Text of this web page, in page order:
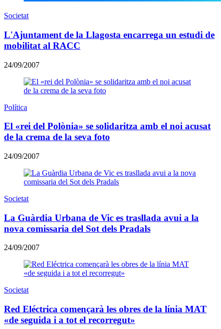
Societat
L'Ajuntament de la Llagosta encarrega un estudi de
mobilitat al RACC
24/09/2007
Política
El «rei del Polònia» se solidaritza amb el noi acusat
de la crema de la seva foto
24/09/2007
Societat
La Guàrdia Urbana de Vic es trasllada avui a la
nova comissaria del Sot dels Pradals
24/09/2007
Societat
Red Eléctrica començarà les obres de la línia MAT
«de seguida i a tot el recorregut»